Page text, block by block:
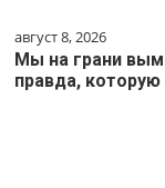
август 8, 2026
Мы на грани
правда, которую